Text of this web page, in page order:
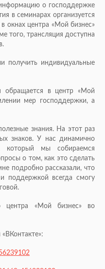
о господдержке
в семинарах организуется
окнах центра «Мой бизнес»
того, трансляция доступна
получить индивидуальные
обращается в центр «Мой
мер господдержки, а
знания. На этот раз
знаков. У нас динамично
который мы собираемся
о том, как это сделать
подробно рассказали, что
поддержкой всегда смогу
центра «Мой бизнес» во